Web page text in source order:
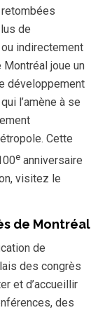
de
indirectement
Montréal joue un
développement
l’amène à se
Cette
e anniversaire
visitez le
de Montréal
de
des congrès
et d’accueillir
des